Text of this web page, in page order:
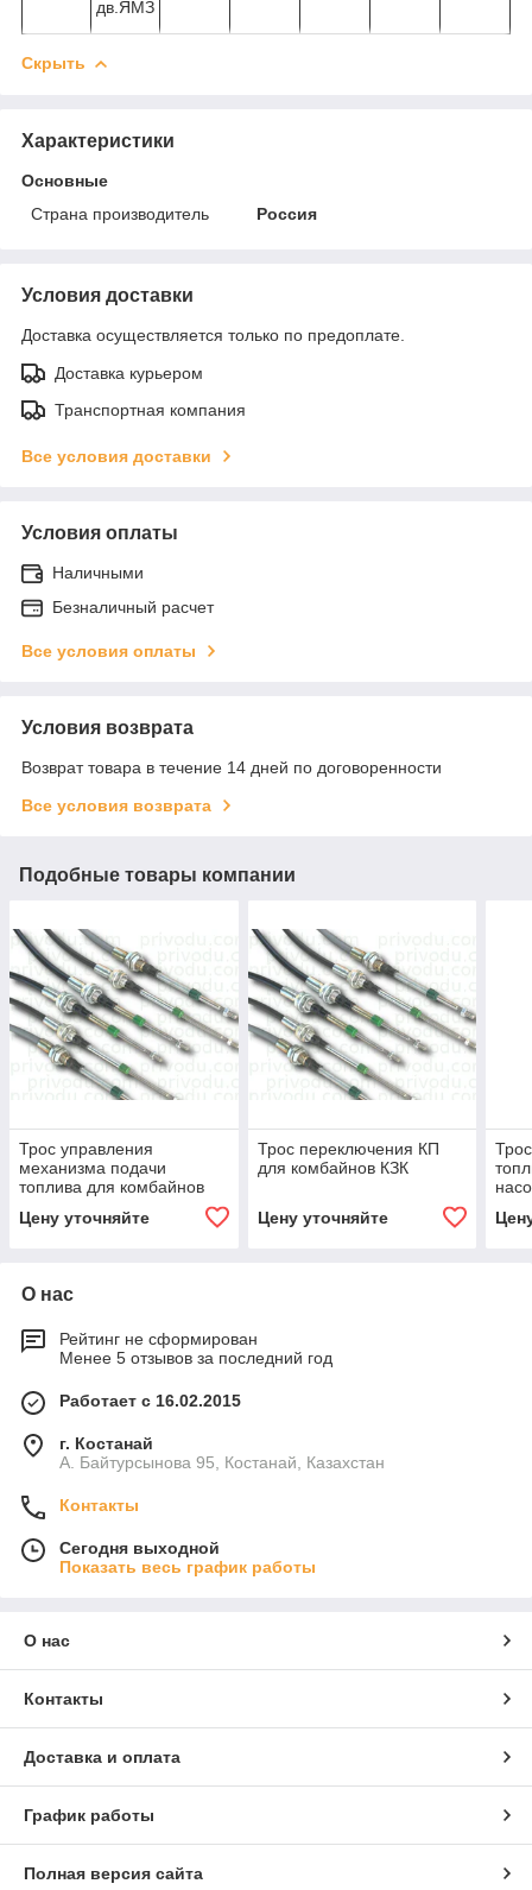
дв.ЯМЗ
Скрыть
Характеристики
Основные
Страна производитель
Россия
Условия доставки
Доставка осуществляется только по предоплате.
Доставка курьером
Транспортная компания
Все условия доставки
Условия оплаты
Наличными
Безналичный расчет
Все условия оплаты
Условия возврата
Возврат товара в течение 14 дней по договоренности
Все условия возврата
Подобные товары компании
Трос управления
механизма подачи
топлива для комбайнов
Ростсельмаш
Цену уточняйте
Трос переключения КП
для комбайнов КЗК
Цену уточняйте
О нас
Рейтинг не сформирован
Менее 5 отзывов за последний год
Работает с 16.02.2015
г. Костанай
А. Байтурсынова 95, Костанай, Казахстан
Контакты
Сегодня выходной
Показать весь график работы
О нас
Контакты
Доставка и оплата
График работы
Полная версия сайта